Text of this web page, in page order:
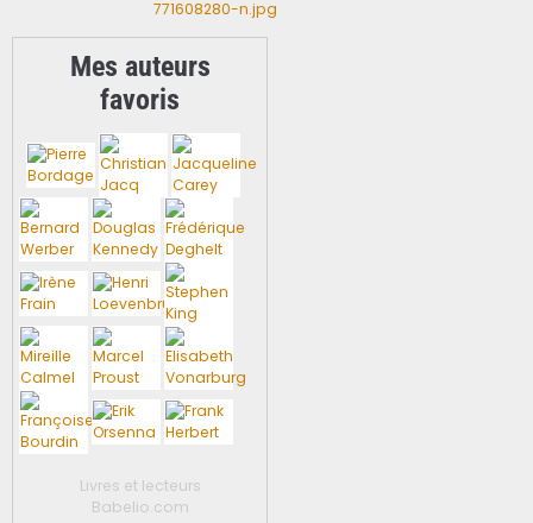
Mes auteurs
favoris
Livres et lecteurs
Babelio.com